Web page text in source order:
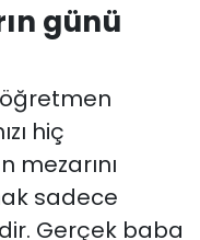
günü
öğretmen
hiç
mezarını
sadece
Gerçek baba